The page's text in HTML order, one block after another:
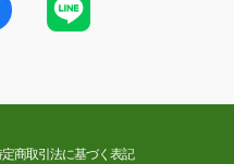
定商取引法に基づく表記